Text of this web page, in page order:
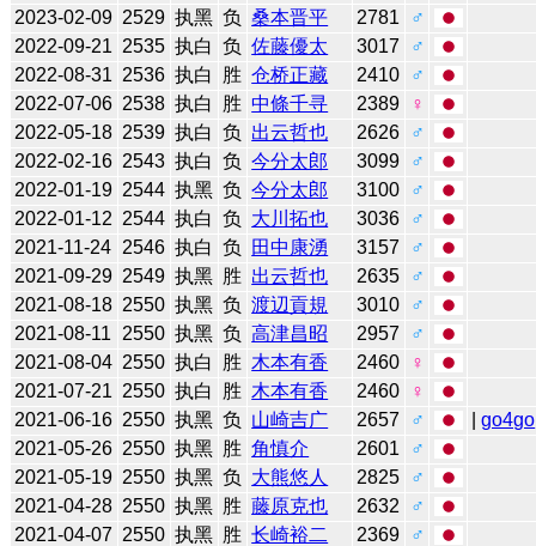
2023-02-09 2529 执黑 负 桑本晋平 2781
♂
2022-09-21 2535 执白 负 佐藤優太 3017
♂
2022-08-31 2536 执白 胜 仓桥正藏 2410
♂
2022-07-06 2538 执白 胜 中條千寻 2389
♀
2022-05-18 2539 执白 负 出云哲也 2626
♂
2022-02-16 2543 执白 负 今分太郎 3099
♂
2022-01-19 2544 执黑 负 今分太郎 3100
♂
2022-01-12 2544 执白 负 大川拓也 3036
♂
2021-11-24 2546 执白 负 田中康湧 3157
♂
2021-09-29 2549 执黑 胜 出云哲也 2635
♂
2021-08-18 2550 执黑 负 渡辺貢規 3010
♂
2021-08-11
2550 执黑 负 高津昌昭 2957
♂
2021-08-04 2550 执白 胜 木本有香 2460
♀
2021-07-21 2550 执白 胜 木本有香 2460
♀
2021-06-16 2550 执黑 负 山崎吉广 2657 ♂ |go4go
2021-05-26 2550 执黑 胜 角慎介 2601
♂
2021-05-19 2550 执黑 负 大熊悠人 2825
♂
2021-04-28 2550 执黑 胜 藤原克也 2632
♂
2021-04-07 2550 执黑 胜 长崎裕二 2369
♂